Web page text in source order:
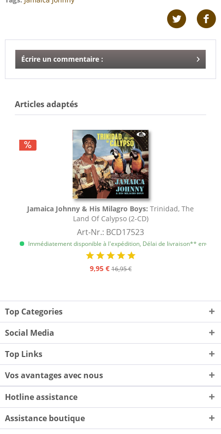
Écrire un commentaire :
Articles adaptés
Jamaica Johnny & His Milagro Boys: Trinidad, The
Land Of Calypso (2-CD)
Art-Nr.: BCD17523
Immédiatement disponible à l'expédition, Délai de livraison** env. 1
9,95 € 16,95 €
Top Categories
Social Media
Top Links
Vos avantages avec nous
Hotline assistance
Assistance boutique